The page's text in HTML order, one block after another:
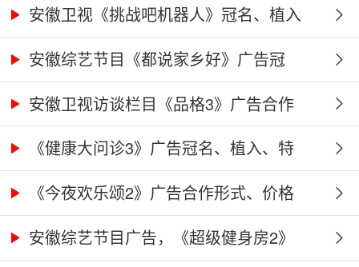
价...安徽卫视《挑战吧机器人》冠名、植入
广...安徽综艺节目《都说家乡好》广告冠
名、...
安徽卫视访谈栏目《品格3》广告合作
权...《健康大问诊3》广告冠名、植入、特
别...《今夜欢乐颂2》广告合作形式、价格
及...安徽综艺节目广告，《超级健身房2》